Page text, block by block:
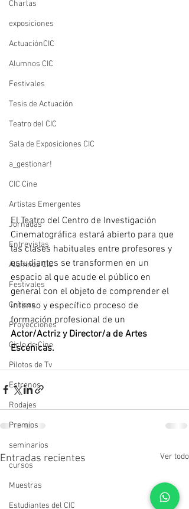
Charlas
exposiciones
ActuaciónCIC
Alumnos CIC
Festivales
Tesis de Actuación
Teatro del CIC
Sala de Exposiciones CIC
a_gestionar!
CIC Cine
Artistas Emergentes
Jornadas
Entrevistas
Alumnos CIC
Festivales
Críticas
Proyecciones
Ciclo de Cine
Pilotos de Tv
Estrenos
Rodajes
Premios
seminarios
cursos
Muestras
Estudiantes del CIC
El Teatro del Centro de Investigación
Cinematográfica estará abierto para que
las clases habituales entre profesores y
estudiantes se transformen en un
espacio al que acude el público en
general con el objeto de comprender el
intenso y específico proceso de
formación profesional de un
Actor/Actriz y Director/a de Artes
Escénicas.
Entradas recientes Ver todo